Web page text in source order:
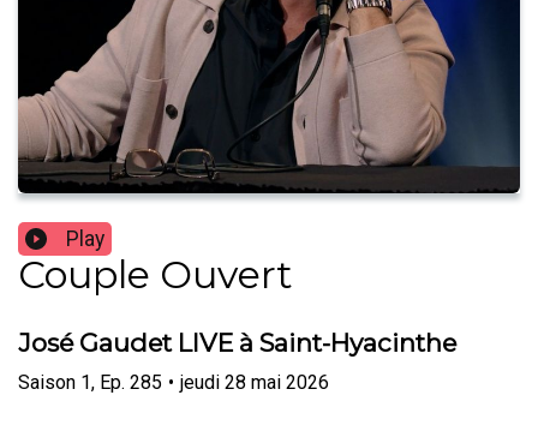
Play
Couple Ouvert
José Gaudet LIVE à Saint-Hyacinthe
Saison 1, Ep. 285 • jeudi 28 mai 2026